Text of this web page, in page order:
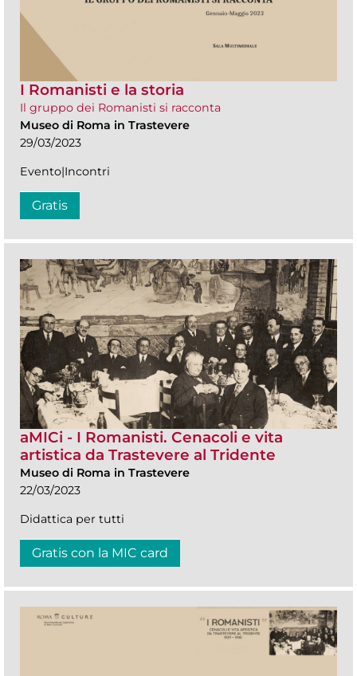
I Romanisti e la storia
Il gruppo dei Romanisti si racconta
Museo di Roma in Trastevere
29/03/2023
Evento|Incontri
Gratis
aMICi - I Romanisti. Cenacoli e vita
artistica da Trastevere al Tridente
Museo di Roma in Trastevere
22/03/2023
Didattica per tutti
Gratis con la MIC card